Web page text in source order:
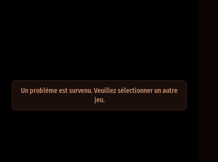
Un problème est survenu. Veuillez sélectionner un autre
jeu.